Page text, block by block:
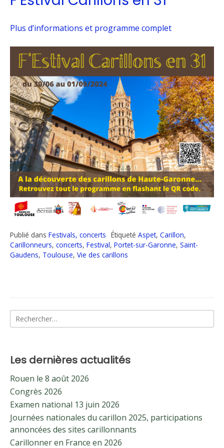
Plus d’informations et programme complet
Publié dans Festivals, concerts Étiqueté Aspet, Carillon,
Carillonneurs, concerts, Festival, Portet-sur-Garonne, Saint-
Gaudens, Toulouse, Vie des carillons
Rechercher :
Les dernières actualités
Rouen le 8 août 2026
Congrès 2026
Examen national 13 juin 2026
Journées nationales du carillon 2025, participations
annoncées des sites carillonnants
Carillonner en France en 2026